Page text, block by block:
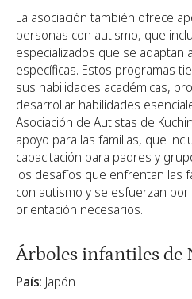
La asociación también ofrece
personas con autismo, que
especializados que se adaptan
específicas. Estos programas
sus habilidades académicas,
desarrollar habilidades
Asociación de Autistas de
apoyo para las familias, que
capacitación para padres y
los desafíos que enfrentan las
con autismo y se esfuerzan
orientación necesarios.
Árboles infantiles de
País: Japón